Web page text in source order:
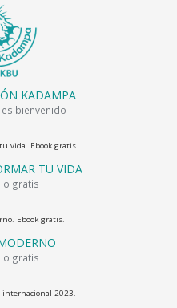
KADAMPA
bienvenido
TU VIDA
gratis
gratis